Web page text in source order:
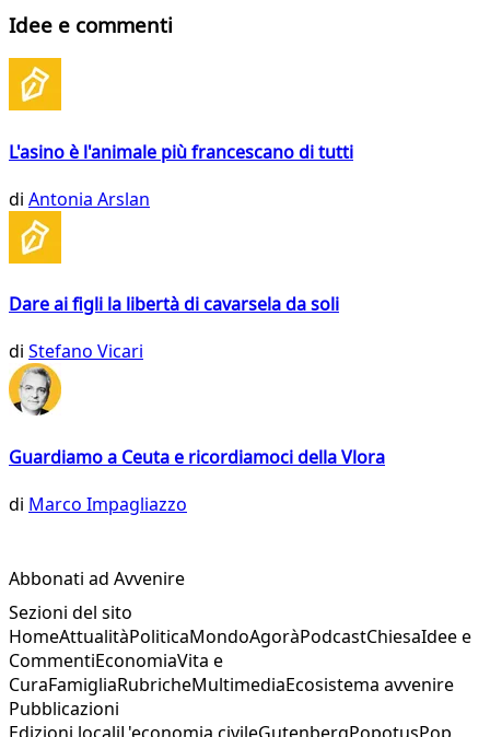
Idee e commenti
L'asino è l'animale più francescano di tutti
di Antonia Arslan
Dare ai figli la libertà di cavarsela da soli
di Stefano Vicari
Guardiamo a Ceuta e ricordiamoci della Vlora
di Marco Impagliazzo
Abbonati ad Avvenire
Sezioni del sito
HomeAttualitàPoliticaMondoAgoràPodcastChiesaIdee e
CommentiEconomiaVita e
CuraFamigliaRubricheMultimediaEcosistema avvenire
Pubblicazioni